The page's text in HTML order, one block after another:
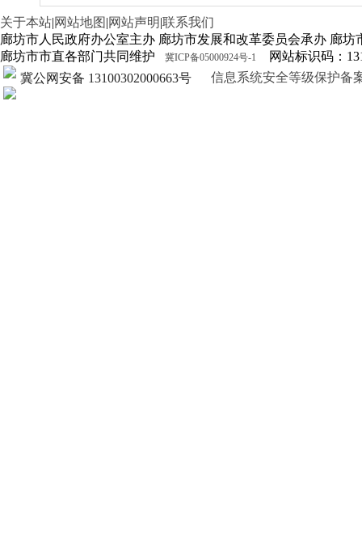
关于本站|网站地图 |网站声明|联系我们
廊坊市人民政府办公室主办 廊坊市发展和改革委员会承办 廊坊
廊坊市市直各部门共同维护
冀ICP备05000924号-1
网站标识码：
冀公网安备 13100302000663号
信息系统安全等级保护备